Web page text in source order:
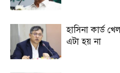
হাসিনা কার্ড
এটা হয় না